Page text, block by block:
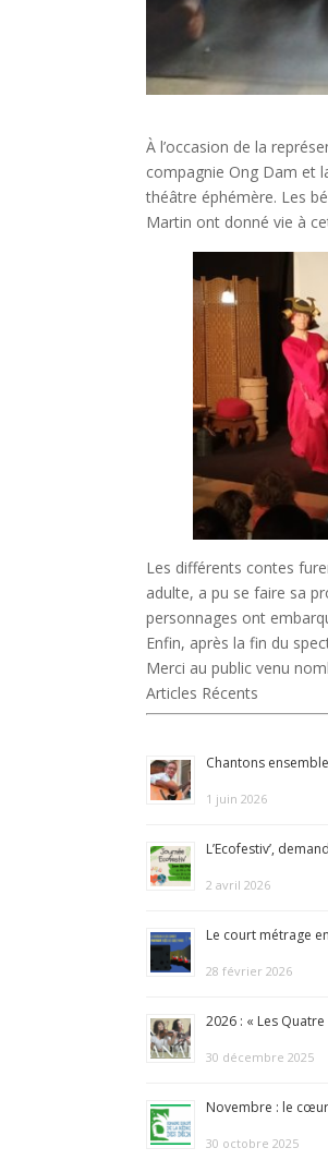
À l’occasion de la
compagnie Ong Dam et
théâtre éphémère. Les
Martin ont donné vie à
Les différents contes
adulte, a pu se faire sa
personnages ont
Enfin, après la fin du
Merci au public venu
Articles Récents
Chantons
1 juin 2026
L’Ecofestiv’,
2 avril 2026
Le court métrage
28 février 2026
2026 : « Les Quatre
30 décembre 2025
Novembre : le
30 octobre 2025